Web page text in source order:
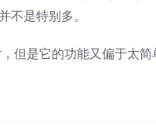
是特别多。
但是它的功能又偏于太